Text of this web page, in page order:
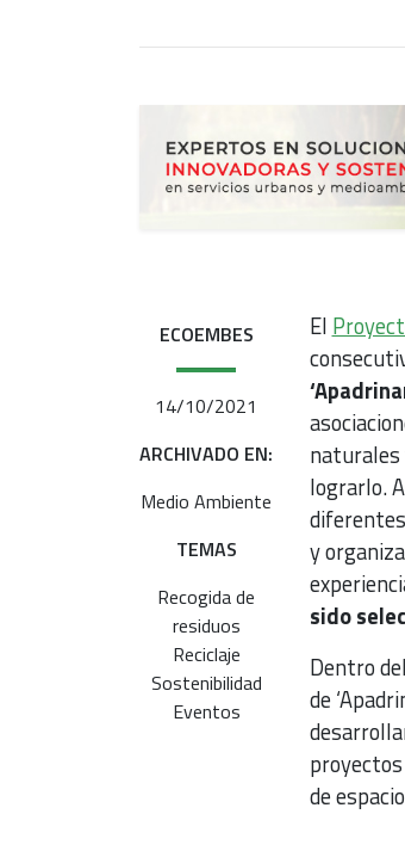
ECOEMBES
14/10/2021
ARCHIVADO EN:
Medio Ambiente
TEMAS
Recogida de
residuos
Reciclaje
Sostenibilidad
Eventos
El
naturales
lograrlo.
y
sido
Dentro
de
de